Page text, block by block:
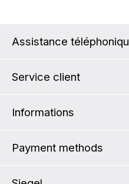
Assistance
Service client
Informations
Payment methods